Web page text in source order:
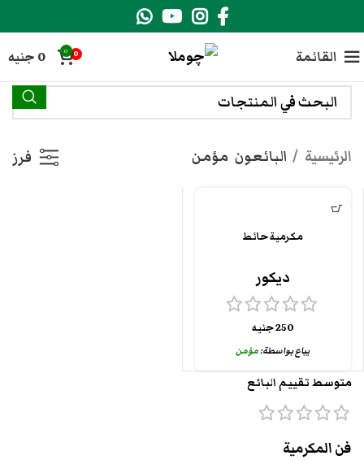
القائمة 0
0
0 جنيه
الرئيسية البائعون مؤمن فرز
مكرمية حائط
ديكور
250جنيه
يباع بواسطة:مؤمن
متوسط تقييم البائع
فن المكرمية